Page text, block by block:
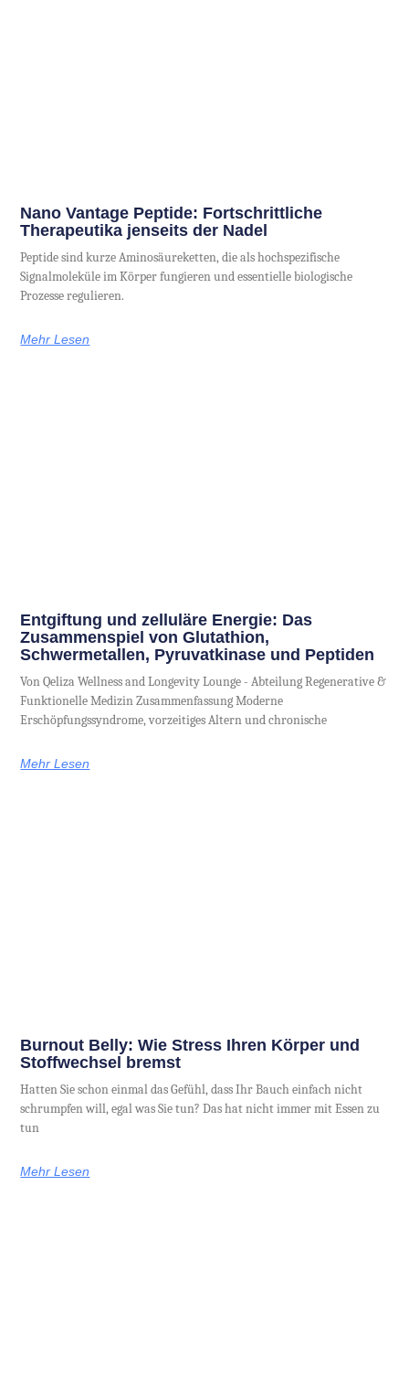
Nano Vantage Peptide: Fortschrittliche
Therapeutika jenseits der Nadel
Peptide sind kurze Aminosäureketten, die als hochspezifische
Signalmoleküle im Körper fungieren und essentielle biologische
Prozesse regulieren.
Mehr Lesen
Entgiftung und zelluläre Energie: Das
Zusammenspiel von Glutathion,
Schwermetallen, Pyruvatkinase und Peptiden
Von Qeliza Wellness and Longevity Lounge - Abteilung Regenerative &
Funktionelle Medizin Zusammenfassung Moderne
Erschöpfungssyndrome, vorzeitiges Altern und chronische
Mehr Lesen
Burnout Belly: Wie Stress Ihren Körper und
Stoffwechsel bremst
Hatten Sie schon einmal das Gefühl, dass Ihr Bauch einfach nicht
schrumpfen will, egal was Sie tun? Das hat nicht immer mit Essen zu
tun
Mehr Lesen